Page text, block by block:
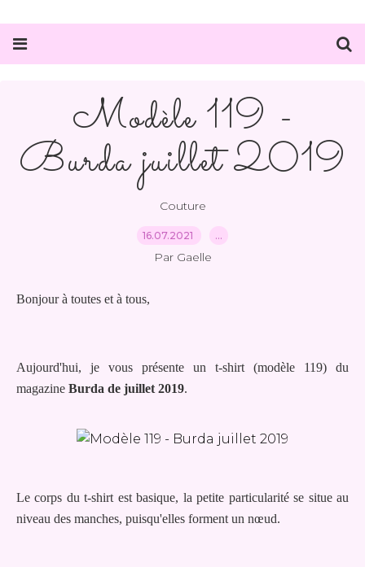
Modèle 119 -
Burda juillet 2019
Couture
16.07.2021 …
Par Gaelle
Bonjour à toutes et à tous,
Aujourd'hui, je vous présente un t-shirt (modèle 119) du
magazine Burda de juillet 2019.
Le corps du t-shirt est basique, la petite particularité se situe au
niveau des manches, puisqu'elles forment un nœud.